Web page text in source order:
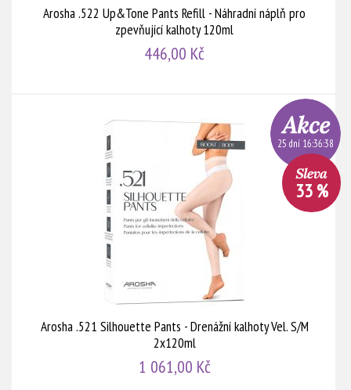
Arosha .522 Up&Tone Pants Refill - Náhradní náplň pro
zpevňující kalhoty 120ml
446,00 Kč
Arosha .521 Silhouette Pants - Drenážní kalhoty Vel. S/M
2x120ml
1 061,00 Kč
25 dní 16:36:38
33 %